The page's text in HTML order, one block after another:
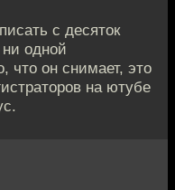
с десяток
одной
что он снимает, это
на ютубе